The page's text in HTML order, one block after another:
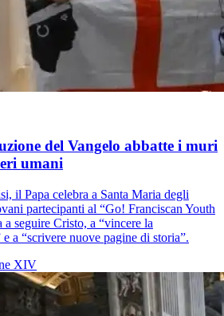
del Vangelo abbatte i muri
umani
il Papa celebra a Santa Maria degli
partecipanti al “Go! Franciscan Youth
seguire Cristo, a “vincere la
e a “scrivere nuove pagine di storia”.
XIV